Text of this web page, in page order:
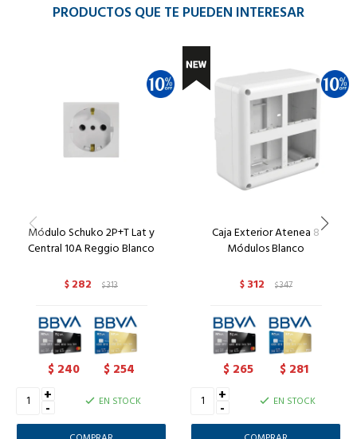
PRODUCTOS QUE TE PUEDEN INTERESAR
Módulo Schuko 2P+T Lat y
Central 10A Reggio Blanco
$ 282 $313
$ 240 $ 254
+
- EN STOCK
Caja Exterior Atenea 8
Módulos Blanco
$ 312 $347
$ 265 $ 281
+
- EN STOCK